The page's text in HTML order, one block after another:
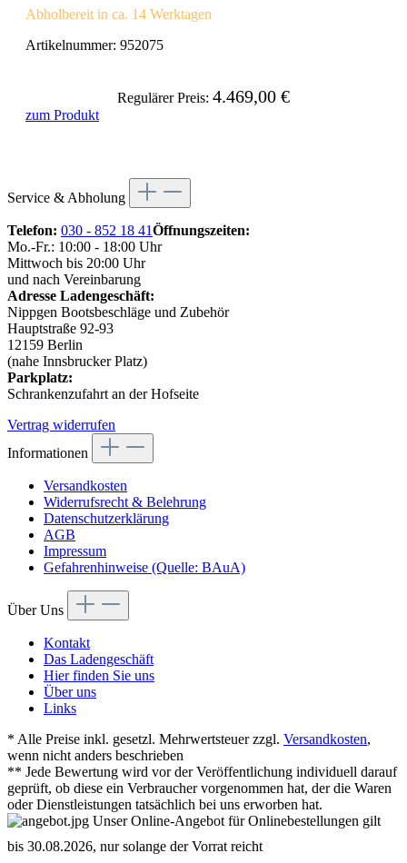
Abholbereit in ca. 14 Werktagen
Artikelnummer: 952075
Regulärer Preis: 4.469,00 €
zum Produkt
Service & Abholung
Telefon: 030 - 852 18 41Öffnungszeiten:
Mo.-Fr.: 10:00 - 18:00 Uhr
Mittwoch bis 20:00 Uhr
und nach Vereinbarung
Adresse Ladengeschäft:
Nippgen Bootsbeschläge und Zubehör
Hauptstraße 92-93
12159 Berlin
(nahe Innsbrucker Platz)
Parkplatz:
Schrankenzufahrt an der Hofseite
Vertrag widerrufen
Informationen
Versandkosten
Widerrufsrecht & Belehrung
Datenschutzerklärung
AGB
Impressum
Gefahrenhinweise (Quelle: BAuA)
Über Uns
Kontakt
Das Ladengeschäft
Hier finden Sie uns
Über uns
Links
* Alle Preise inkl. gesetzl. Mehrwertsteuer zzgl. Versandkosten,
wenn nicht anders beschrieben
** Jede Bewertung wird vor der Veröffentlichung individuell darauf
geprüft, ob diese ein Verbraucher vorgenommen hat, der die Waren
oder Dienstleistungen tatsächlich bei uns erworben hat.
Unser Online-Angebot für Onlinebestellungen gilt
bis 30.08.2026, nur solange der Vorrat reicht